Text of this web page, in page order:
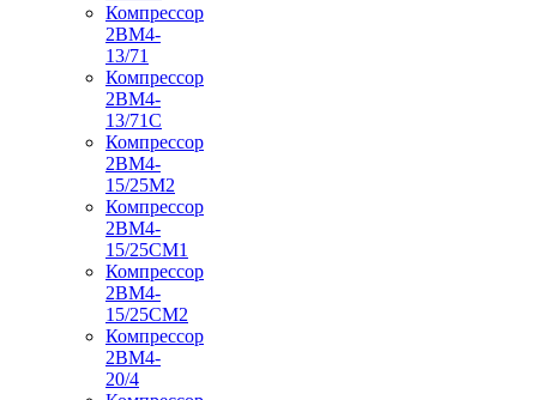
Компрессор
2ВМ4-
13/71
Компрессор
2ВМ4-
13/71С
Компрессор
2ВМ4-
15/25М2
Компрессор
2ВМ4-
15/25СМ1
Компрессор
2ВМ4-
15/25СМ2
Компрессор
2ВМ4-
20/4